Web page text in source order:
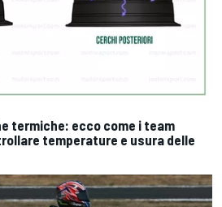
termiche: ecco come i team
temperature e usura delle